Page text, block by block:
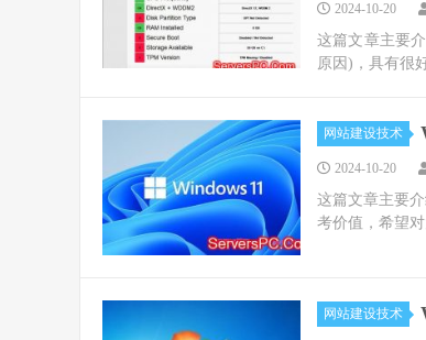
2024-10-20
这篇文章主要
原因)，具有很
网站建设技术
2024-10-20
这篇文章主要
考价值，希望
网站建设技术